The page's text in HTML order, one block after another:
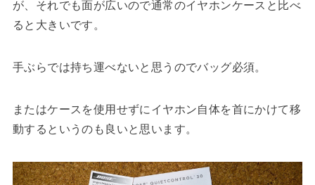
が、それでも面が広いので通常のイヤホンケースと比べ
ると大きいです。
手ぶらでは持ち運べないと思うのでバッグ必須。
またはケースを使用せずにイヤホン自体を首にかけて移
動するというのも良いと思います。